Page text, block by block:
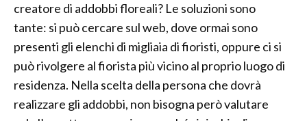
creatore di addobbi floreali? Le soluzioni sono
tante: si può cercare sul web, dove ormai sono
presenti gli elenchi di migliaia di fioristi, oppure ci si
può rivolgere al fiorista più vicino al proprio luogo di
residenza. Nella scelta della persona che dovrà
realizzare gli addobbi, non bisogna però valutare